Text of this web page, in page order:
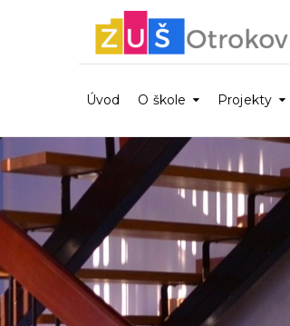
Úvod O škole Projekty